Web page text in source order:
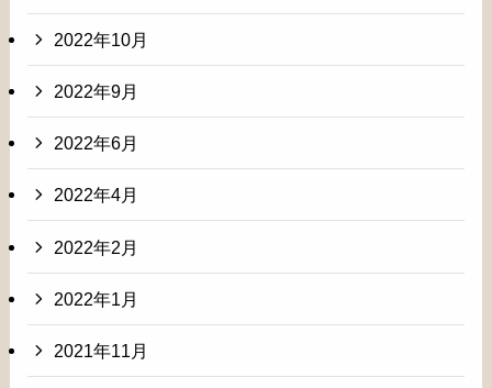
2022年10月
2022年9月
2022年6月
2022年4月
2022年2月
2022年1月
2021年11月